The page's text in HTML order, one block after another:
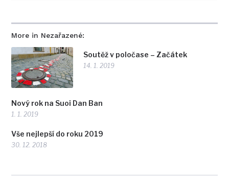
More in Nezařazené:
Soutěž v poločase – Začátek
14. 1. 2019
Nový rok na Suoi Dan Ban
1. 1. 2019
Vše nejlepší do roku 2019
30. 12. 2018